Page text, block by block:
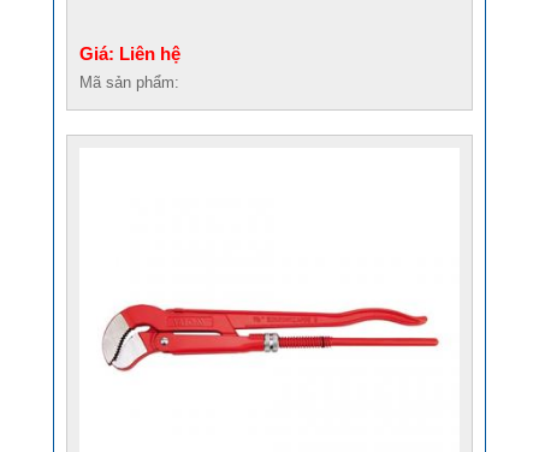
Giá: Liên hệ
Mã sản phẩm: